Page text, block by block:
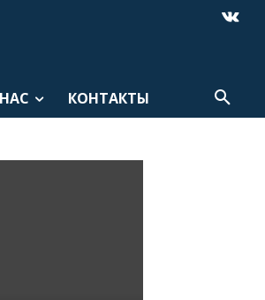
КОНТАКТЫ